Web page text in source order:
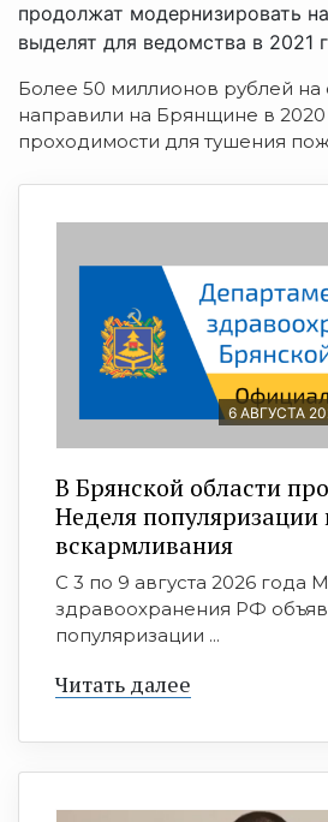
продолжат модернизировать
выделят для ведомства в 2021
Более 50 миллионов рублей
направили на Брянщине в 2020
проходимости для тушения
6 АВГУСТА
В Брянской области
Неделя популяризации
вскармливания
С 3 по 9 августа 2026 года
здравоохранения РФ
популяризации ...
Читать далее